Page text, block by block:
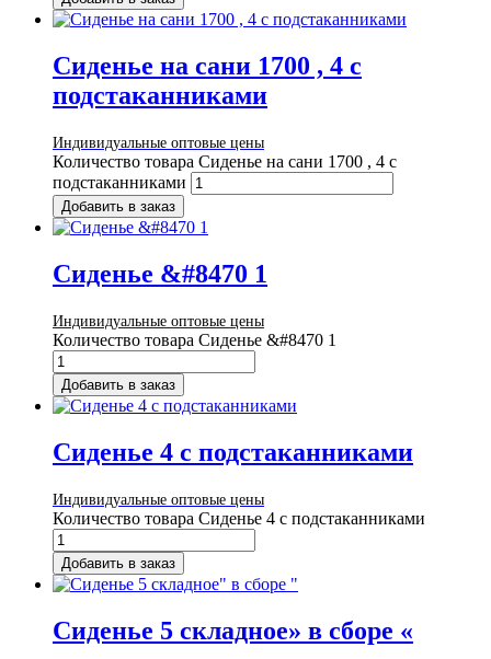
Сиденье на сани 1700 , 4 с
подстаканниками
Индивидуальные оптовые цены
Количество товара Сиденье на сани 1700 , 4 с
подстаканниками
Добавить в заказ
Сиденье &#8470 1
Индивидуальные оптовые цены
Количество товара Сиденье &#8470 1
Добавить в заказ
Сиденье 4 с подстаканниками
Индивидуальные оптовые цены
Количество товара Сиденье 4 с подстаканниками
Добавить в заказ
Сиденье 5 складное» в сборе «